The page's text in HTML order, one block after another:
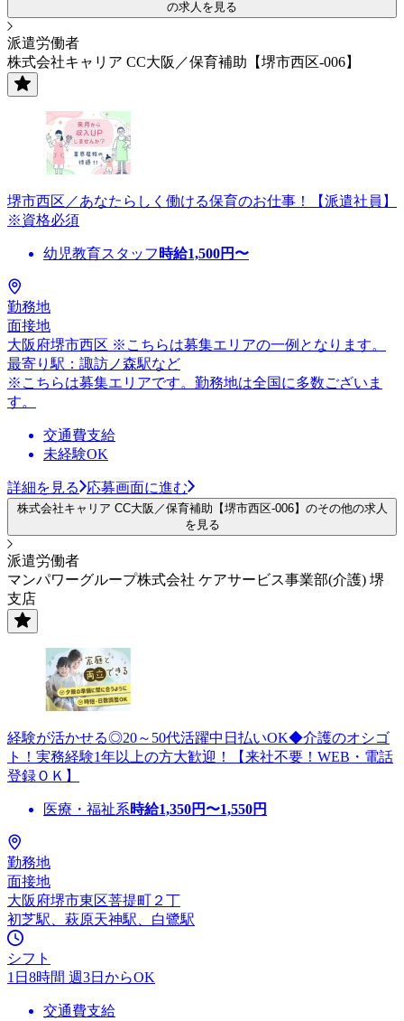
の求人を見る
派遣労働者
株式会社キャリア CC大阪／保育補助【堺市西区-006】
堺市西区／あなたらしく働ける保育のお仕事！【派遣社員】
※資格必須
幼児教育スタッフ 時給1,500円〜
勤務地
面接地
大阪府堺市西区 ※こちらは募集エリアの一例となります。
最寄り駅：諏訪ノ森駅など
※こちらは募集エリアです。勤務地は全国に多数ございま
す。
交通費支給
未経験OK
詳細を見る 応募画面に進む
株式会社キャリア CC大阪／保育補助【堺市西区-006】のその他の求人
を見る
派遣労働者
マンパワーグループ株式会社 ケアサービス事業部(介護) 堺
支店
経験が活かせる◎20～50代活躍中日払いOK◆介護のオシゴ
ト！実務経験1年以上の方大歓迎！【来社不要！WEB・電話
登録ＯＫ】
医療・福祉系時給1,350円〜1,550円
勤務地
面接地
大阪府堺市東区菩提町２丁
初芝駅、萩原天神駅、白鷺駅
シフト
1日8時間 週3日からOK
交通費支給